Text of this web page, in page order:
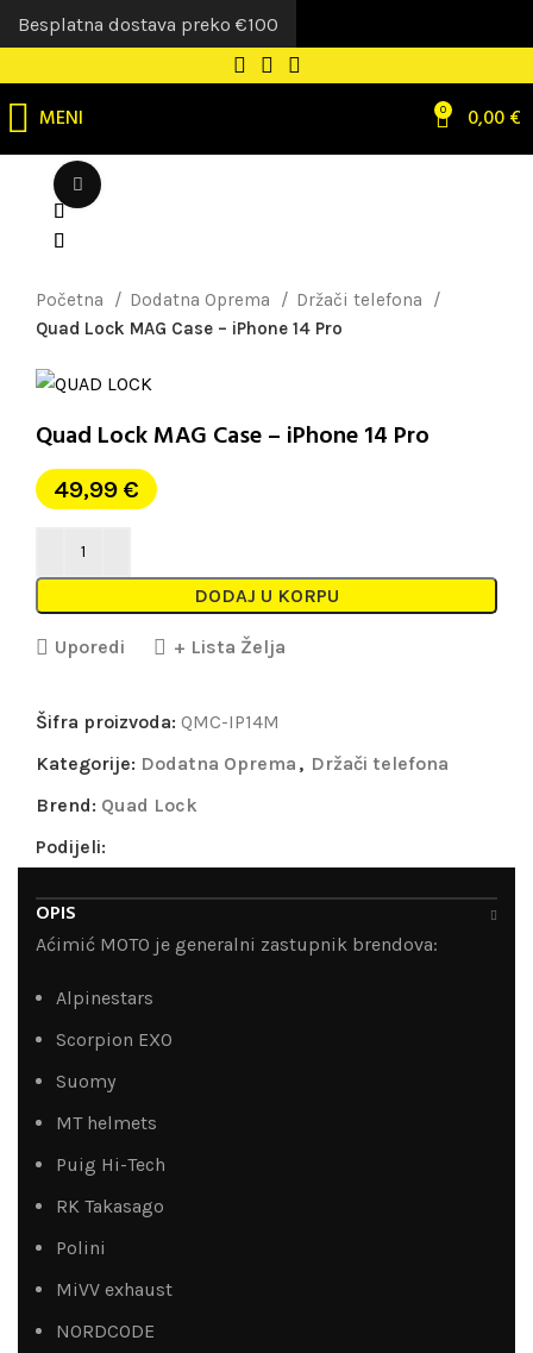
MENI 0 0,00€
Početna Dodatna Oprema
Držači telefona
Quad Lock MAG Case – iPhone 14 Pro
Quad Lock MAG Case – iPhone 14 Pro
49,99 €
DODAJ U KORPU
Uporedi + Lista Želja
Šifra proizvoda: QMC-IP14M
Kategorije: Dodatna Oprema , Držači telefona
Brend: Quad Lock
Podijeli:
OPIS
Aćimić MOTO je generalni zastupnik brendova:
Alpinestars
Scorpion EXO
Suomy
MT helmets
Puig Hi-Tech
RK Takasago
Polini
MiVV exhaust
NORDCODE
Besplatna dostava preko €100